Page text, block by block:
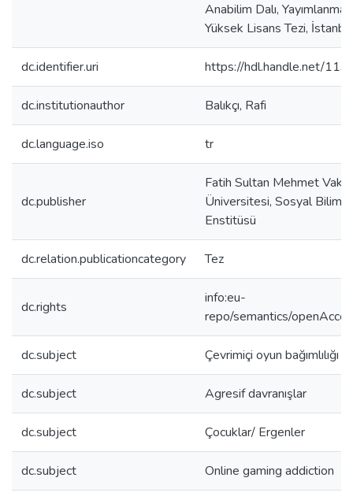
Anabilim Dalı,
Yüksek Lisans Tezi,
dc.identifier.uri https://hdl.handle.net/
dc.institutionauthor Balıkçı, Rafi
dc.language.iso tr
dc.publisher
Fatih Sultan Mehmet Vakıf
Üniversitesi, Sosyal
Enstitüsü
dc.relation.publicationcategory Tez
dc.rights
info:eu-
repo/semantics/
dc.subject Çevrimiçi oyun bağımlılığı
dc.subject Agresif davranışlar
dc.subject Çocuklar/ Ergenler
dc.subject Online gaming addiction